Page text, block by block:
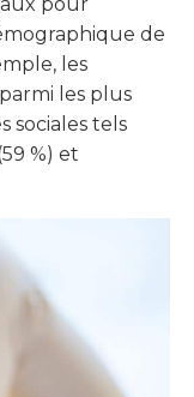
de
les
les plus
sociales tels
%) et